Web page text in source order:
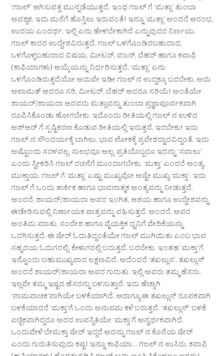
‘ಗಜಲ್’ ಆಗಿಸುವತ್ತ ಮುನ್ನಡೆಯುತ್ತದೆ. ಇಂಥ ಗಜಲ್ ಗೆ ‘ಮತ್ಲಾ’ ತುಂಬಾ
ಅವಶ್ಯಕ. ಇದು ಮನೆಗೆ ಹೊಸ್ತಿಲು ಇರುವಂತೆ! ಇನ್ನೂ ‘ಮತ್ಲಾ’ ಅಂದರೆ ಆರಂಭ,
ಉದಯ ಎಂದರ್ಥ. ಇಲ್ಲಿ ಏನು ಹೇಳಬೇಕಾಗಿದೆ ಎನ್ನುವುದರ ನಿರ್ಣಯ,
ಗಜಲ್ ಕಾರರ ಉದ್ದೇಶವಿರುತ್ತದೆ. ಗಜಲ್ ಒಳಗೊಂಡಿರಬಹುದಾದ,
ಒಳಗೊಳ್ಳಬಹುದಾದ ವಿಷಯ, ಮೀಟರ್, ವಜನ್, ಬೆಹರ್ ಹಾಗೂ ಕವಾಫಿ
(ಕಾಫಿಯಾಗಳು) ಆಯ್ಕೆಯನ್ನು ನಿರ್ಧರಿಸುತ್ತದೆ. ‘ಮತ್ಲಾ’ ಏನು
ಒಳಗೊಂಡಿರುತ್ತದೆಯೋ ಅದುವೇ ಇಡೀ ಗಜಲ್ ನ ಉದ್ದಕ್ಕೂ ಬರಬೇಕು. ಅದು
ಅಲಾಮತ್ ಆದರೂ ಸರಿ, ಮೀಟರ್, ಬೆಹರ್ ಆದರೂ ಸರಿಯೆ! ಅಂತೆಯೇ
ಶಾಯರ್/ಶಾಯರಾ ಆದವರು ಮತ್ಲಾವನ್ನು ತುಂಬಾ ಪ್ರಜ್ಞಾಪೂರ್ವಕವಾಗಿ
ರೂಪಿಸಿಕೊಂಡು ಹೋಗಬೇಕು. ಇದೊಂದು ರೀತಿಯಲ್ಲಿ ಗಜಲ್ ನ ಉಳಿದ
ಅಶ್ಆರ್ ಗೆ ಸ್ಪಷ್ಟಿಕರಣ ಕೊಡುವ ರೀತಿಯಲ್ಲಿ ಇರುತ್ತದೆ, ಇರಬೇಕು! ಇದು
ಗಜಲ್ ನ ಸೌಂದರ್ಯಕ್ಕೆ ಬಾಗಿಲು, ಭಾವ ಲೋಕಕ್ಕೆ ಪ್ರವೇಶದ್ವಾರವಿದ್ದಂತೆ. ಇದು
ಅಷ್ಟೊಂದು ಸರಳವಲ್ಲ, ಸುಲಭವೂ ಅಲ್ಲ. ಪ್ರತಿಯೊಬ್ಬರೂ ಇದನ್ನು ‘ಸವಾಲು’
ಎಂದು ಸ್ವೀಕರಿಸಿ ಗಜಲ್ ರಚನೆಗೆ ಮುಂದಾಗಬೇಕು. ‘ಮಕ್ತಾ’ ಎಂದರೆ ಅಂತ್ಯ,
ಮುಕ್ತಾಯ. ಗಜಲ್ ಗೆ ‘ಮತ್ಲಾ’ ಎಷ್ಟು ಮುಖ್ಯವೋ ಅಷ್ಟೇ ಮುಖ್ಯ ‘ಮಕ್ತಾ’. ಇದು
ಗಜಲ್ ಗೆ ಒಂದು ತಾರ್ಕಿಕ ಹಾಗೂ ಭಾವನಾತ್ಮಕ ಅಂತ್ಯವನ್ನು ನೀಡುತ್ತದೆ.
ಅಂದರೆ, ಶಾಯರ್/ಶಾಯರಾ ಅವರ ಇಂಗಿತ, ಆಶಯ ಹಾಗೂ ಉದ್ದೇಶವನ್ನು
ಈಡೇರಿಸುವಲ್ಲಿ ನಿರ್ಣಾಯಕ ಪಾತ್ರವನ್ನು ವಹಿಸುತ್ತದೆ. ಅಂದರೆ, ಅವರ
ಅಂತಿಮ ಮಾತು, ಸಂದೇಶ ಹಾಗೂ ವೈಯಕ್ತಿಕ ಧ್ವನಿಗೆ ವೇದಿಕೆಯನ್ನು
ಒದಗಿಸುತ್ತದೆ. ಈ ಷೇರ್ ಓದುತಿದ್ದಂತೆಯೇ ಗಜಲ್ ಮುಗಿಯಿತು ಎಂಬ ಭಾವ
ಸಹೃದಯ ಓದುಗರಲ್ಲಿ, ಕೇಳುಗರಲ್ಲಿ ಬರುತ್ತದೆ, ಬರಬೇಕು. ಇಂತಹ ‘ಮಕ್ತಾ’ಗೆ
ಇನ್ನೊಂದು ಬಹುಮುಖ್ಯವಾದ ಲಕ್ಷಣವಿದೆ. ಅದೆಂದರೆ ‘ತಖಲ್ಲುಸ’. ತಖಲ್ಲುಸ್
ಅಂದರೆ ಶಾಯರ್/ಶಾಯರಾ ಅವರ ಗುರುತು. ಇಲ್ಲಿ ಅವರು ತಮ್ಮ ಹೆಸರು,
ಇಲ್ಲವೇ ತಮ್ಮ ಇಷ್ಟದ ಹೆಸರನ್ನು ಬಳಸುತ್ತಾರೆ. ಇದು ಹೆಚ್ಚಾಗಿ
‘ನಾಮವಾಚಕ’ವಾಗಿಯೇ ಬಳಕೆಯಾಗಿದೆ. ಆದಾಗ್ಯೂ ಈ ತಖಲ್ಲುಸ್ ರೂಪಕವಾಗಿ
ಬಳಕೆಯಾದರೆ ‘ಮಕ್ತಾ’ಗೆ ಒಂದು ಅನುಪಮ ಕಳೆ ಬರುತ್ತದೆ. ‘ತಖಲ್ಲುಸ್’ ಬಳಕೆ
ಐಚ್ಛಿಕವಾಗಿದ್ದರೂ ಅದರ ಉಪಸ್ಥಿತಿಯೇ ‘ಮಕ್ತಾ’ಗೆ ಅನ್ವರ್ಥಕವಾಗಿದೆ.
ಒಂದುವೇಳೆ ಬೇಮಕ್ತಾ ಷೇರ್ ಇದ್ದರೆ ಅದನ್ನು ಗಜಲ್ ನ ಕೊನೆಯ ಷೇರ್
ಎಂದು ಗುರುತಿಸುವುದು ಕಷ್ಟ! ಇನ್ನೂ ಕಾಫಿಯಾ… ಗಜಲ್ ನ ಉಸಿರು, ಕವಾಫಿ